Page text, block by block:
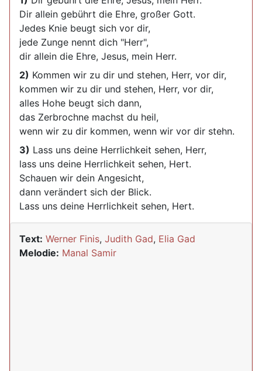
Dir allein gebührt die Ehre, großer Gott.
Jedes Knie beugt sich vor dir,
jede Zunge nennt dich "Herr",
dir allein die Ehre, Jesus, mein Herr.
2) Kommen wir zu dir und stehen, Herr, vor dir,
kommen wir zu dir und stehen, Herr, vor dir,
alles Hohe beugt sich dann,
das Zerbrochne machst du heil,
wenn wir zu dir kommen, wenn wir vor dir stehn.
3) Lass uns deine Herrlichkeit sehen, Herr,
lass uns deine Herrlichkeit sehen, Hert.
Schauen wir dein Angesicht,
dann verändert sich der Blick.
Lass uns deine Herrlichkeit sehen, Hert.
Text: Werner Finis, Judith Gad, Elia Gad
Melodie: Manal Samir